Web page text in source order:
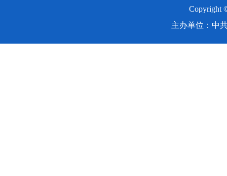
Copyright
主办单位：中